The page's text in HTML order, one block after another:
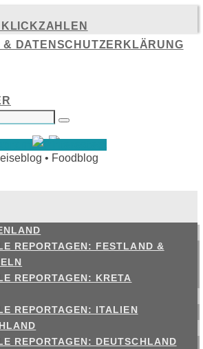
& DATENSCHUTZERKLÄRUNG
Suchen
REPORTAGEN: FESTLAND &
REPORTAGEN: KRETA
REPORTAGEN: ITALIEN
REPORTAGEN: DEUTSCHLAND